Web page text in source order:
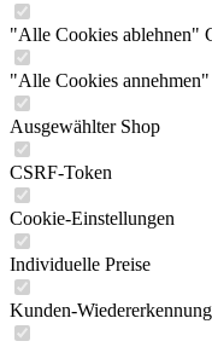
"Alle Cookies ablehnen"
"Alle Cookies
Ausgewählter Shop
CSRF-Token
Cookie-Einstellungen
Individuelle Preise
Kunden-Wiedererkennung